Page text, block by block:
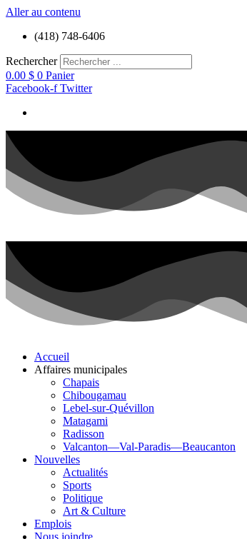
Aller au contenu
(418) 748-6406
Rechercher
0.00 $ 0 Panier
Facebook-f Twitter
Accueil
Affaires municipales
Chapais
Chibougamau
Lebel-sur-Quévillon
Matagami
Radisson
Valcanton—Val-Paradis—Beaucanton
Nouvelles
Actualités
Sports
Politique
Art & Culture
Emplois
Nous joindre